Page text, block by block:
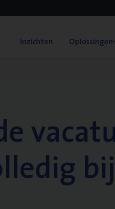
Inzichten Oplossingen